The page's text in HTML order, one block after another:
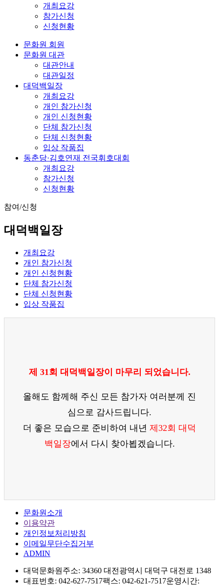
개최요강
참가신청
신청현황
문화원 회원
문화원 대관
대관안내
대관일정
대덕백일장
개최요강
개인 참가신청
개인 신청현황
단체 참가신청
단체 신청현황
입상 작품집
동춘당·김호연재 전국휘호대회
개최요강
참가신청
신청현황
참여/신청
대덕백일장
개최요강
개인 참가신청
개인 신청현황
단체 참가신청
단체 신청현황
입상 작품집
제 31회 대덕백일장이 마무리 되었습니다.
올해도 함께해 주신 모든 참가자 여러분께 진
심으로 감사드립니다.
더 좋은 모습으로 준비하여 내년 제32회 대덕
백일장에서 다시 찾아뵙겠습니다.
문화원소개
이용약관
개인정보처리방침
이메일무단수집거부
ADMIN
대덕문화원주소: 34360 대전광역시 대덕구 대전로 1348
대표번호: 042-627-7517팩스: 042-621-7517운영시간: